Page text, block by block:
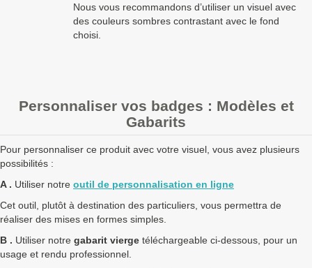
Nous vous recommandons d’utiliser un visuel avec
des couleurs sombres contrastant avec le fond
choisi.
Personnaliser vos badges : Modèles et
Gabarits
Pour personnaliser ce produit avec votre visuel, vous avez plusieurs
possibilités :
A . Utiliser notre outil de personnalisation en ligne
Cet outil, plutôt à destination des particuliers, vous permettra de
réaliser des mises en formes simples.
B . Utiliser notre gabarit vierge téléchargeable ci-dessous, pour un
usage et rendu professionnel.